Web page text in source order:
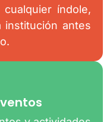
índole,
institución antes